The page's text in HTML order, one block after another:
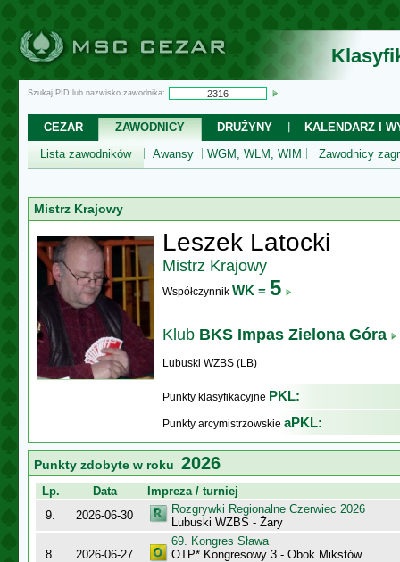
Szukaj PID lub nazwisko zawodnika:
CEZAR ZAWODNICY DRUŻYNY
KALENDARZ I
Lista zawodników
Awansy WGM, WLM, WIM Zawodnicy
Mistrz Krajowy
Leszek Latocki
Mistrz Krajowy
Współczynnik WK = 5
Klub BKS Impas Zielona Góra
Lubuski WZBS (LB)
Punkty klasyfikacyjne PKL:
Punkty arcymistrzowskie aPKL:
Punkty zdobyte w roku 2026
Lp. Data
Impreza / turniej
9.
2026-06-30
Rozgrywki Regionalne Czerwiec 2026
Lubuski WZBS - Żary
8. 2026-06-27
69. Kongres Sława
OTP* Kongresowy 3 - Obok Mikstów